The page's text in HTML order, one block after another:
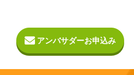
アンバサダーお申込み